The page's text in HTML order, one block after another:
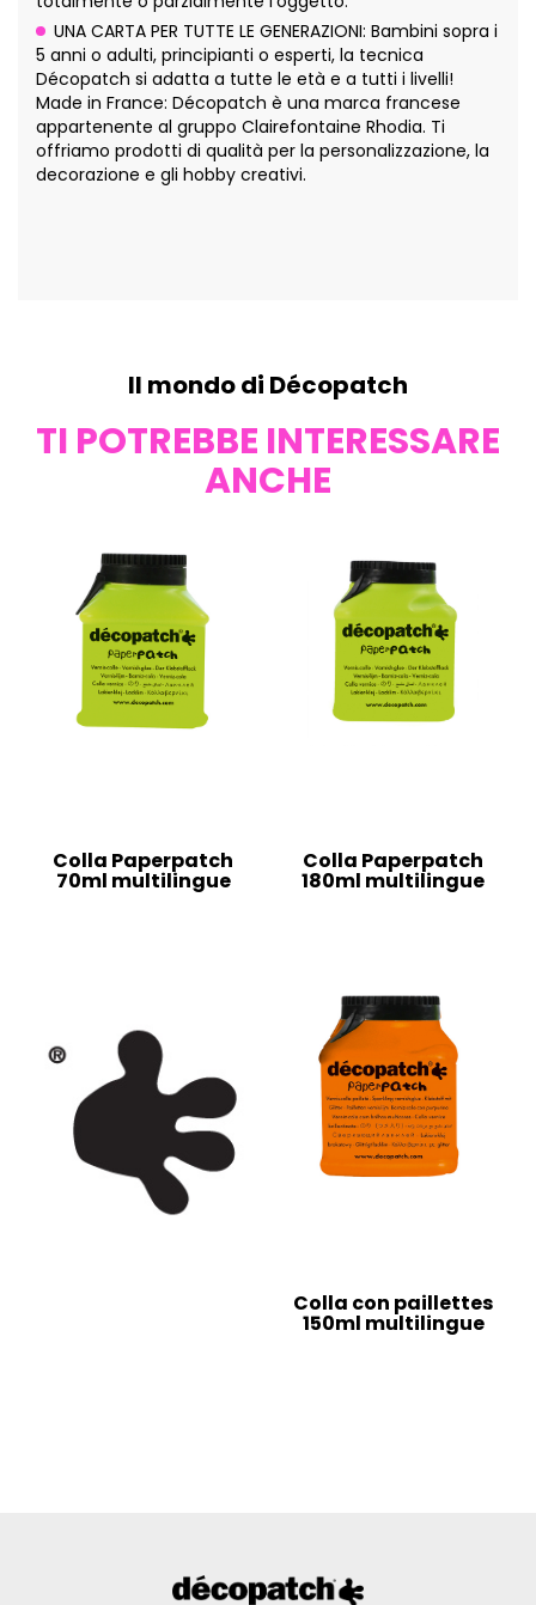
UNA CARTA PER TUTTE LE GENERAZIONI: Bambini sopra i
5 anni o adulti, principianti o esperti, la tecnica
Décopatch si adatta a tutte le età e a tutti i livelli!
Made in France: Décopatch è una marca francese
appartenente al gruppo Clairefontaine Rhodia. Ti
offriamo prodotti di qualità per la personalizzazione, la
decorazione e gli hobby creativi.
Il mondo di Décopatch
TI POTREBBE INTERESSARE
ANCHE
Colla Paperpatch
70ml multilingue
Colla Paperpatch
180ml multilingue
Colla con paillettes
150ml multilingue